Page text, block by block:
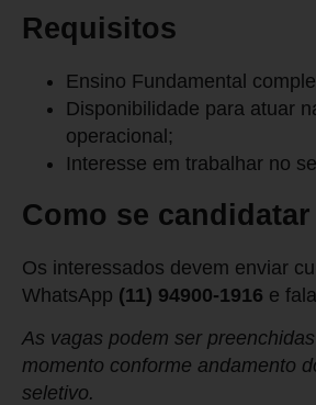
Requisitos
Ensino Fundamental
Disponibilidade para atuar
operacional;
Interesse em trabalhar no
Como se candidatar
Os interessados devem enviar
WhatsApp (11) 94900-1916 e
As vagas podem ser
momento conforme andamento
seletivo.